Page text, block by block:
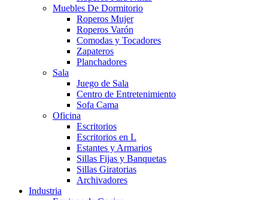
Muebles De Dormitorio
Roperos Mujer
Roperos Varón
Comodas y Tocadores
Zapateros
Planchadores
Sala
Juego de Sala
Centro de Entretenimiento
Sofa Cama
Oficina
Escritorios
Escritorios en L
Estantes y Armarios
Sillas Fijas y Banquetas
Sillas Giratorias
Archivadores
Industria